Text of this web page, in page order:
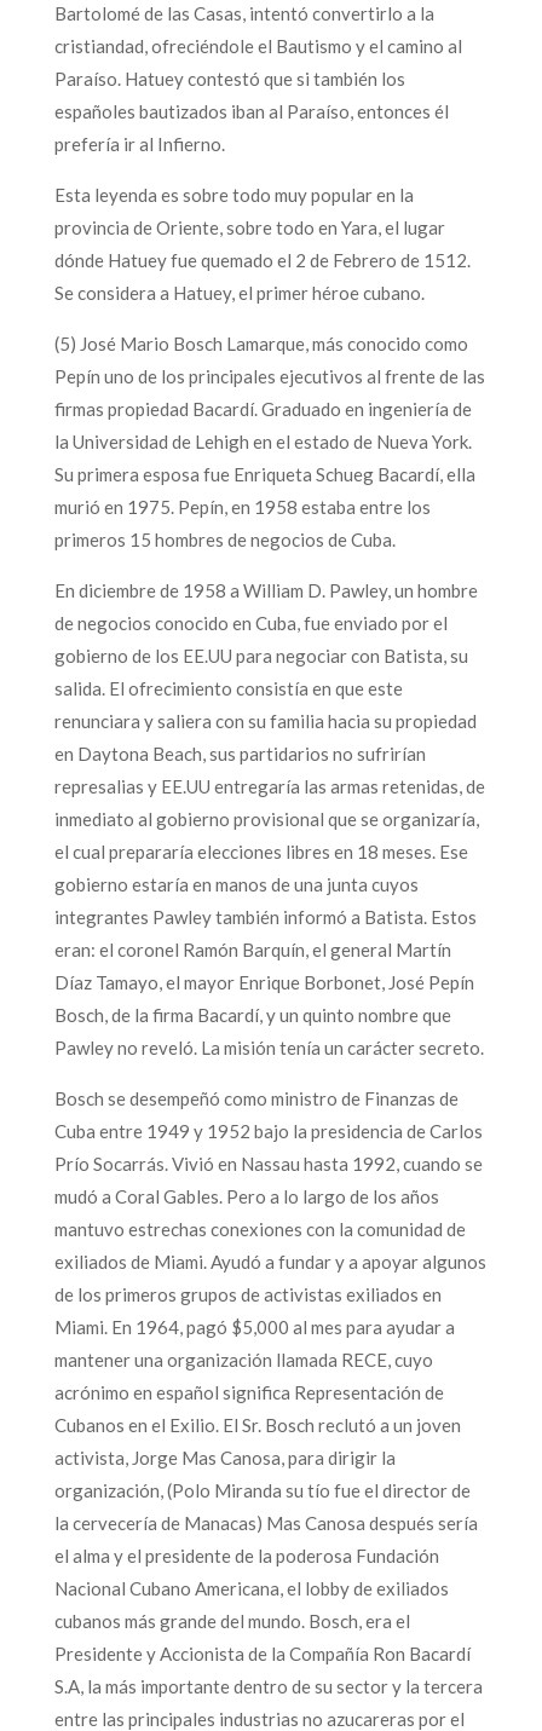
Bartolomé de las Casas, intentó convertirlo a la
cristiandad, ofreciéndole el Bautismo y el camino al
Paraíso. Hatuey contestó que si también los
españoles bautizados iban al Paraíso, entonces él
prefería ir al Infierno.
Esta leyenda es sobre todo muy popular en la
provincia de Oriente, sobre todo en Yara, el lugar
dónde Hatuey fue quemado el 2 de Febrero de 1512.
Se considera a Hatuey, el primer héroe cubano.
(5) José Mario Bosch Lamarque, más conocido como
Pepín uno de los principales ejecutivos al frente de las
firmas propiedad Bacardí. Graduado en ingeniería de
la Universidad de Lehigh en el estado de Nueva York.
Su primera esposa fue Enriqueta Schueg Bacardí, ella
murió en 1975. Pepín, en 1958 estaba entre los
primeros 15 hombres de negocios de Cuba.
En diciembre de 1958 a William D. Pawley, un hombre
de negocios conocido en Cuba, fue enviado por el
gobierno de los EE.UU para negociar con Batista, su
salida. El ofrecimiento consistía en que este
renunciara y saliera con su familia hacia su propiedad
en Daytona Beach, sus partidarios no sufrirían
represalias y EE.UU entregaría las armas retenidas, de
inmediato al gobierno provisional que se organizaría,
el cual prepararía elecciones libres en 18 meses. Ese
gobierno estaría en manos de una junta cuyos
integrantes Pawley también informó a Batista. Estos
eran: el coronel Ramón Barquín, el general Martín
Díaz Tamayo, el mayor Enrique Borbonet, José Pepín
Bosch, de la firma Bacardí, y un quinto nombre que
Pawley no reveló. La misión tenía un carácter secreto.
Bosch se desempeñó como ministro de Finanzas de
Cuba entre 1949 y 1952 bajo la presidencia de Carlos
Prío Socarrás. Vivió en Nassau hasta 1992, cuando se
mudó a Coral Gables. Pero a lo largo de los años
mantuvo estrechas conexiones con la comunidad de
exiliados de Miami. Ayudó a fundar y a apoyar algunos
de los primeros grupos de activistas exiliados en
Miami. En 1964, pagó $5,000 al mes para ayudar a
mantener una organización llamada RECE, cuyo
acrónimo en español significa Representación de
Cubanos en el Exilio. El Sr. Bosch reclutó a un joven
activista, Jorge Mas Canosa, para dirigir la
organización, (Polo Miranda su tío fue el director de
la cervecería de Manacas) Mas Canosa después sería
el alma y el presidente de la poderosa Fundación
Nacional Cubano Americana, el lobby de exiliados
cubanos más grande del mundo. Bosch, era el
Presidente y Accionista de la Compañía Ron Bacardí
S.A, la más importante dentro de su sector y la tercera
entre las principales industrias no azucareras por el